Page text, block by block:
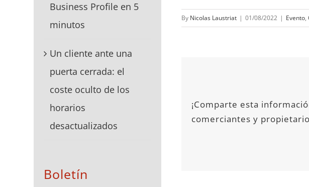
By Nicolas Laustriat | 01/08/2022 | Evento,
¡Comparte esta
comerciantes y
Business Profile en 5
minutos
Un cliente ante una
puerta cerrada: el
coste oculto de los
horarios
desactualizados
Boletín